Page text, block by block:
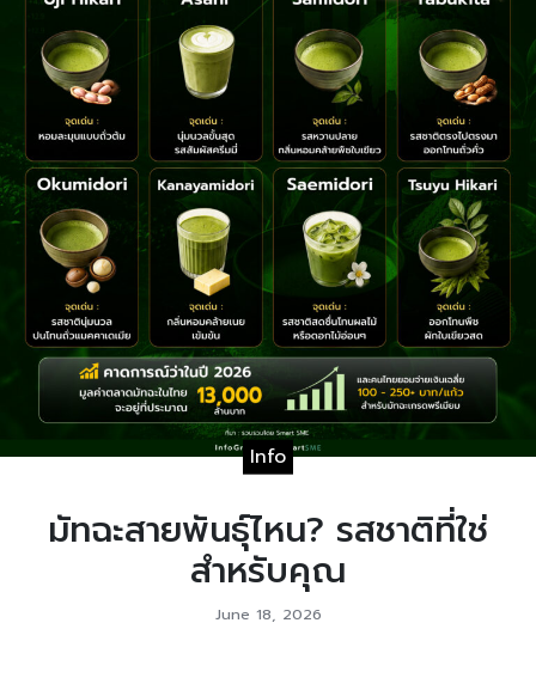
Info
มัทฉะสายพันธุ์ไหน? รสชาติที่ใช่
สำหรับคุณ
June 18, 2026